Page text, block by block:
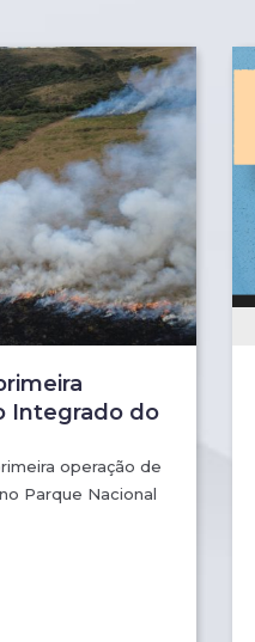
Integrado do
operação de
Parque Nacional